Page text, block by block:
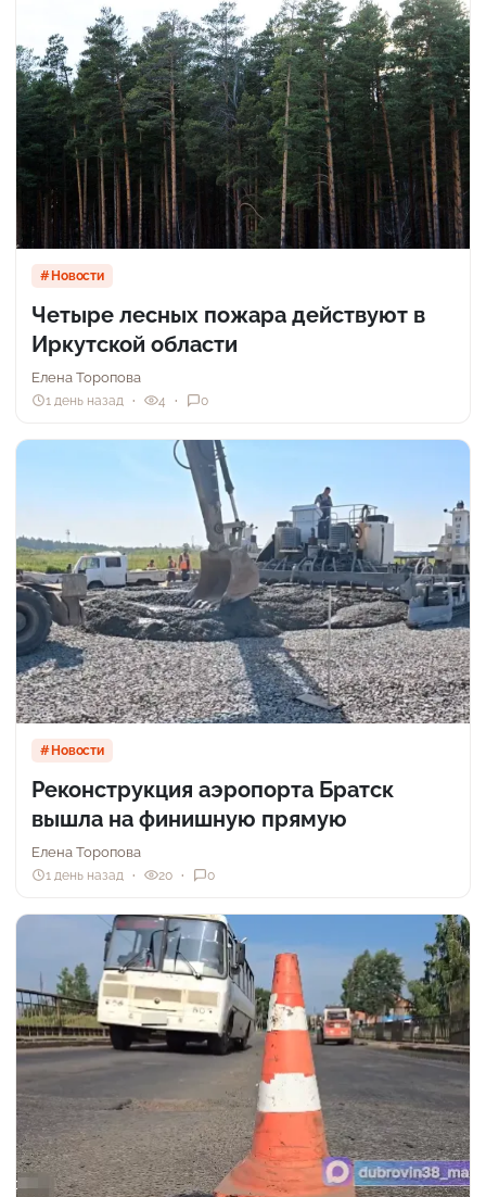
Новости
Четыре лесных пожара действуют в
Иркутской области
Елена Торопова
1 день назад 4 0
Новости
Реконструкция аэропорта Братск
вышла на финишную прямую
Елена Торопова
1 день назад 20 0